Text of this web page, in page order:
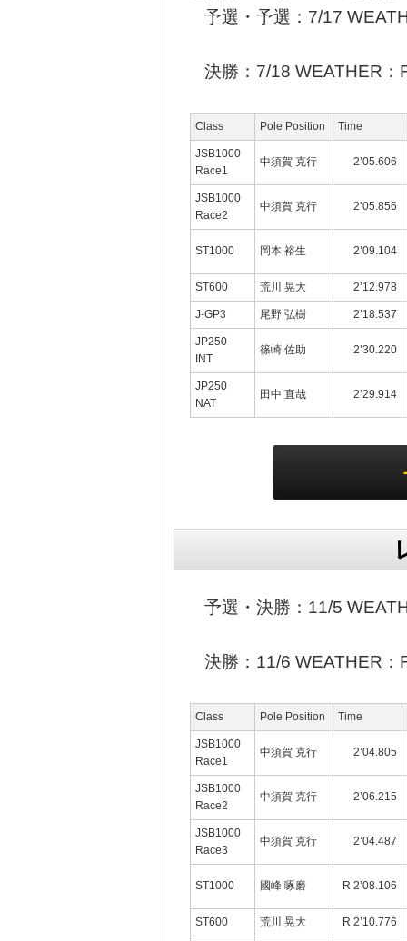
予選・予選：7/17
決勝：7/18 WEATHER
Class Pole Position Time
JSB1000
Race1
中須賀 克行 2’05.606
JSB1000
Race2
中須賀 克行 2’05.856
ST1000 岡本 裕生 2’09.104
ST600 荒川 晃大 2’12.978
J-GP3 尾野 弘樹 2’18.537
JP250
INT
篠崎 佐助 2’30.220
JP250
NAT
田中 直哉 2’29.914
予選・決勝：11/5
決勝：11/6 WEATHER
Class Pole Position Time
JSB1000
Race1
中須賀 克行 2’04.805
JSB1000
Race2
中須賀 克行 2’06.215
JSB1000
Race3
中須賀 克行 2’04.487
ST1000 國峰 啄磨 R 2’08.106
ST600 荒川 晃大 R 2’10.776